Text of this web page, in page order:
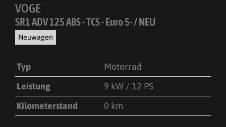
VOGE
SR1 ADV 125 ABS - TCS - Euro 5- / NEU
Neuwagen
Typ
Motorrad
Leistung
9 kW / 12 PS
Kilometerstand
0 km